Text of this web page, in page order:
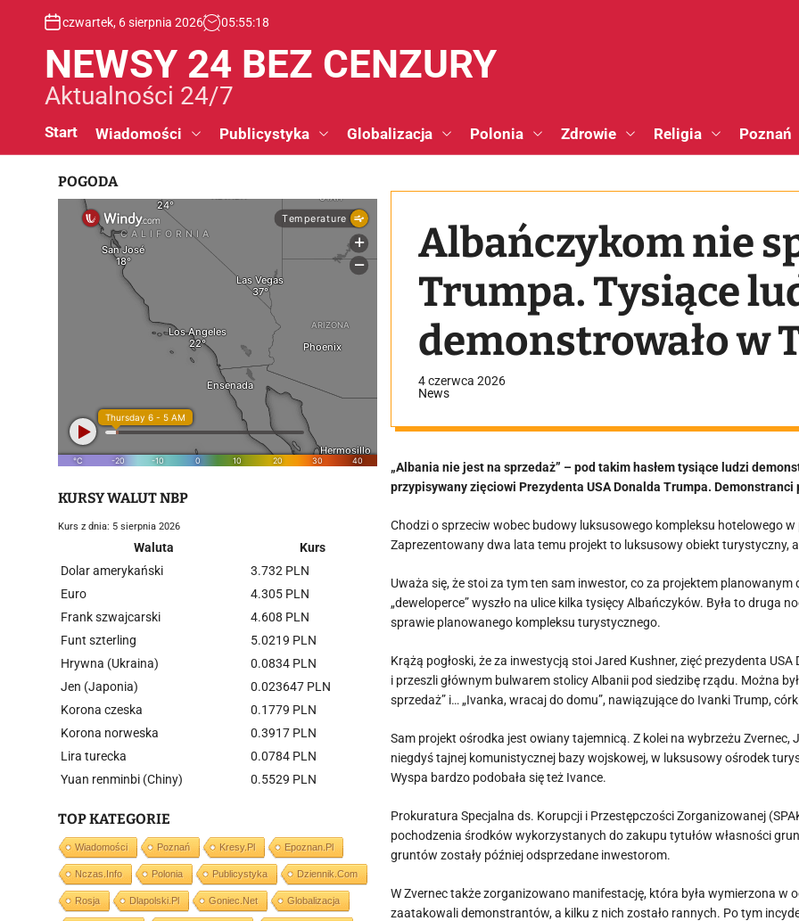
czwartek, 6 sierpnia 2026 05:55:18
NEWSY 24 BEZ CENZURY
Aktualności 24/7
Start Wiadomości Publicystyka Globalizacja Polonia Zdrowie Religia Poznań
Albańczykom nie
Trumpa. Tysiące
demonstrowało w
4 czerwca 2026
News
„Albania nie jest na sprzedaż” – pod takim hasłem tysiące ludzi
przypisywany zięciowi Prezydenta USA Donalda Trumpa.
Chodzi o sprzeciw wobec budowy luksusowego kompleksu hotelowego
Zaprezentowany dwa lata temu projekt to luksusowy obiekt turystyczny,
Uważa się, że stoi za tym ten sam inwestor, co za projektem
„deweloperce” wyszło na ulice kilka tysięcy Albańczyków. Była to druga
sprawie planowanego kompleksu turystycznego.
Krążą pogłoski, że za inwestycją stoi Jared Kushner, zięć prezydenta
i przeszli głównym bulwarem stolicy Albanii pod siedzibę rządu. Można
sprzedaż” i… „Ivanka, wracaj do domu”, nawiązujące do Ivanki Trump,
Sam projekt ośrodka jest owiany tajemnicą. Z kolei na wybrzeżu Zvernec,
niegdyś tajnej komunistycznej bazy wojskowej, w luksusowy ośrodek
Wyspa bardzo podobała się też Ivance.
Prokuratura Specjalna ds. Korupcji i Przestępczości Zorganizowanej
pochodzenia środków wykorzystanych do zakupu tytułów własności
gruntów zostały później odsprzedane inwestorom.
W Zvernec także zorganizowano manifestację, która była wymierzona w
zaatakowali demonstrantów, a kilku z nich zostało rannych. Po tym
POGODA
KURSY WALUT NBP
Kurs z dnia: 5 sierpnia 2026
Waluta
Kurs
Dolar amerykański
3.732 PLN
Euro
4.305 PLN
Frank szwajcarski
4.608 PLN
Funt szterling
5.0219 PLN
Hrywna (Ukraina)
0.0834 PLN
Jen (Japonia)
0.023647 PLN
Korona czeska
0.1779 PLN
Korona norweska
0.3917 PLN
Lira turecka
0.0784 PLN
Yuan renminbi (Chiny)
0.5529 PLN
TOP KATEGORIE
Wiadomości Poznań Kresy.pl Epoznan.pl
Nczas.info Polonia Publicystyka Dziennik.com
Rosja Dlapolski.pl Goniec.net Globalizacja